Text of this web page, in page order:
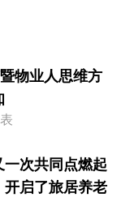
物业人思维方
次共同点燃起
启了旅居养老